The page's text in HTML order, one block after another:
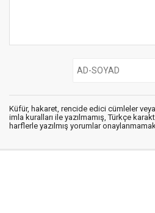
Küfür, hakaret, rencide edici cümleler
imla kuralları ile yazılmamış, Türkçe
harflerle yazılmış yorumlar